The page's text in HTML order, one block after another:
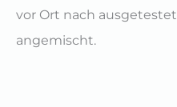
vor Ort nach
angemischt.